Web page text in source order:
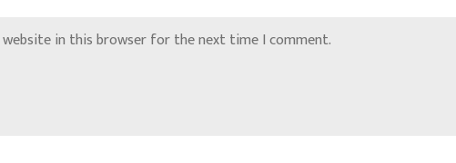
website in this browser for the next time I comment.